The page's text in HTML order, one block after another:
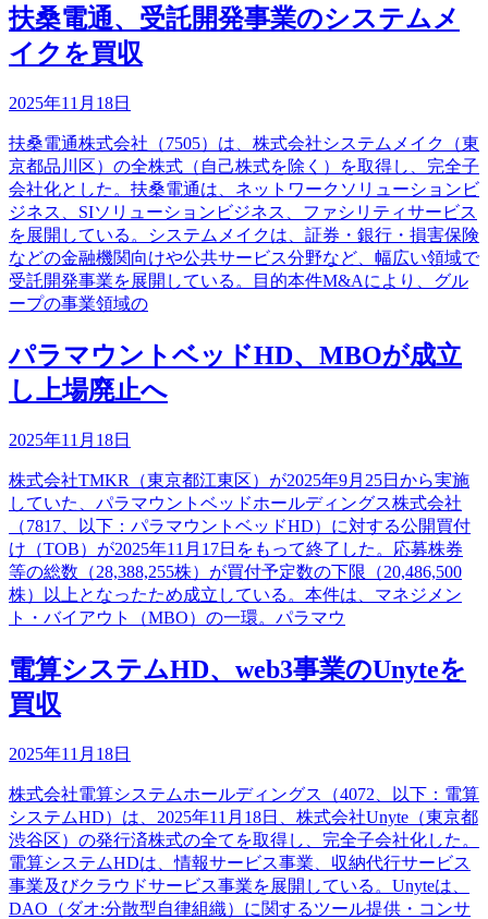
扶桑電通、受託開発事業のシステムメ
イクを買収
2025年11月18日
扶桑電通株式会社（7505）は、株式会社システムメイク（東
京都品川区）の全株式（自己株式を除く）を取得し、完全子
会社化とした。扶桑電通は、ネットワークソリューションビ
ジネス、SIソリューションビジネス、ファシリティサービス
を展開している。システムメイクは、証券・銀行・損害保険
などの金融機関向けや公共サービス分野など、幅広い領域で
受託開発事業を展開している。目的本件M&Aにより、グル
ープの事業領域の
パラマウントベッドHD、MBOが成立
し上場廃止へ
2025年11月18日
株式会社TMKR（東京都江東区）が2025年9月25日から実施
していた、パラマウントベッドホールディングス株式会社
（7817、以下：パラマウントベッドHD）に対する公開買付
け（TOB）が2025年11月17日をもって終了した。応募株券
等の総数（28,388,255株）が買付予定数の下限（20,486,500
株）以上となったため成立している。本件は、マネジメン
ト・バイアウト（MBO）の一環。パラマウ
電算システムHD、web3事業のUnyteを
買収
2025年11月18日
株式会社電算システムホールディングス（4072、以下：電算
システムHD）は、2025年11月18日、株式会社Unyte（東京都
渋谷区）の発行済株式の全てを取得し、完全子会社化した。
電算システムHDは、情報サービス事業、収納代行サービス
事業及びクラウドサービス事業を展開している。Unyteは、
DAO（ダオ:分散型自律組織）に関するツール提供・コンサ